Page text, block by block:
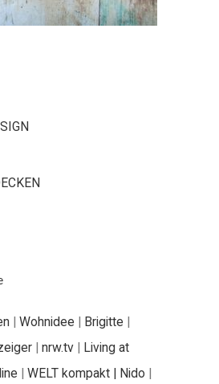
| Wohnidee | Brigitte |
| nrw.tv | Living at
| WELT kompakt | Nido |